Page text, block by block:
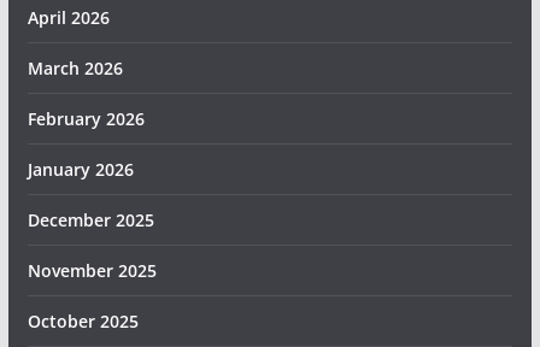
April 2026
March 2026
February 2026
January 2026
December 2025
November 2025
October 2025